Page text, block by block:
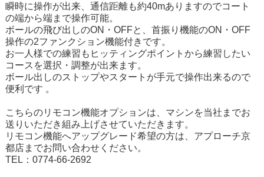
瞬時に操作が出来、通信距離も約40mありますのでコート
の端から端まで操作可能。
ボールの飛び出しのON・OFFと、首振り機能のON・OFF
操作の2ファンクション機能付きです。
お一人様での練習もヒッティングポイントから練習したい
コースを選択・調整が出来ます。
ボール出しのストップやスタートが手元で操作出来るので
便利です 。
こちらのリモコン機能オプションは、マシンを当社までお
送りいただき組み上げさせていただきます。
リモコン機能へアップグレード希望の方は、アプローチ京
都店までお問い合わせください。
TEL：0774-66-2692